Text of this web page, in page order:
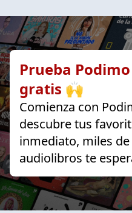
Prueba
gratis 🙌
Comienza con
descubre tus
inmediato, miles
audiolibros te